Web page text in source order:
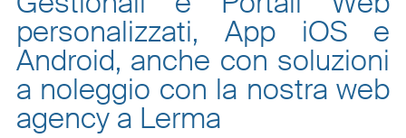
personalizzati, App iOS e
Android, anche con soluzioni
a noleggio con la nostra web
agency a Lerma